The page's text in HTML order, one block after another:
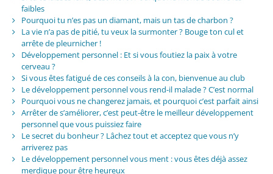
faibles
Pourquoi tu n’es pas un diamant, mais un tas de charbon ?
La vie n’a pas de pitié, tu veux la surmonter ? Bouge ton cul et
arrête de pleurnicher !
Développement personnel : Et si vous foutiez la paix à votre
cerveau ?
Si vous êtes fatigué de ces conseils à la con, bienvenue au club
Le développement personnel vous rend-il malade ? C’est normal
Pourquoi vous ne changerez jamais, et pourquoi c’est parfait ainsi
Arrêter de s’améliorer, c’est peut-être le meilleur développement
personnel que vous puissiez faire
Le secret du bonheur ? Lâchez tout et acceptez que vous n’y
arriverez pas
Le développement personnel vous ment : vous êtes déjà assez
merdique pour être heureux